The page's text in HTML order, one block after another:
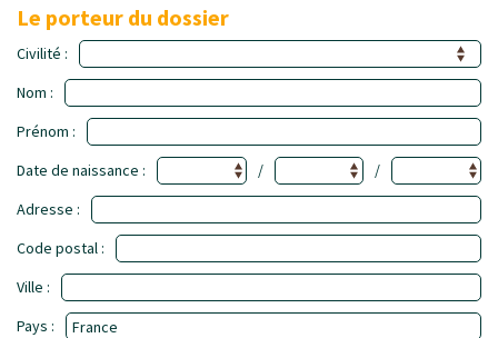
Le porteur du dossier
Civilité :
Nom :
Prénom :
Date de naissance :
/
/
Adresse :
Code postal :
Ville :
Pays :